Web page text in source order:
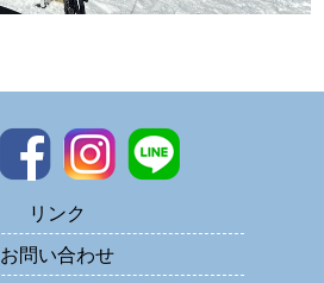
リンク
お問い合わせ